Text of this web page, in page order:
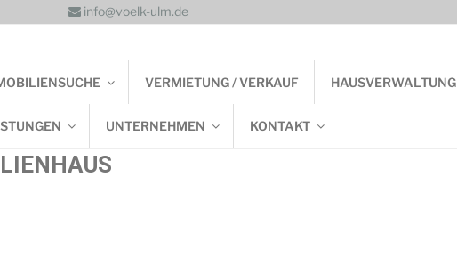
info@voelk-ulm.de
VERMIETUNG / VERKAUF HAUSVERWALTUNG
UNTERNEHMEN KONTAKT